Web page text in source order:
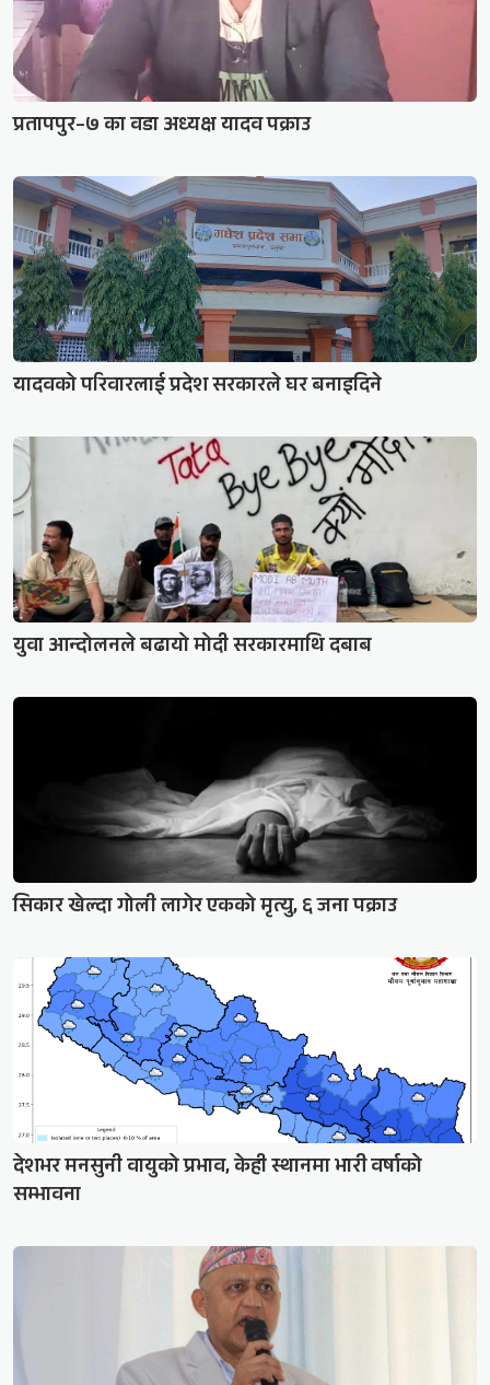
प्रतापपुर–७ का वडा अध्यक्ष यादव पक्राउ
यादवको परिवारलाई प्रदेश सरकारले घर बनाइदिने
युवा आन्दोलनले बढायो मोदी सरकारमाथि दबाब
सिकार खेल्दा गोली लागेर एकको मृत्यु, ६ जना पक्राउ
देशभर मनसुनी वायुको प्रभाव, केही स्थानमा भारी वर्षाको
सम्भावना